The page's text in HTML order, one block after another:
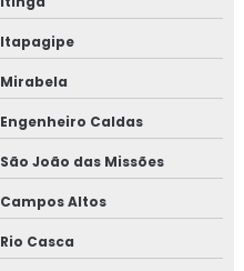
Itapagipe
Mirabela
Engenheiro Caldas
São João das Missões
Campos Altos
Rio Casca